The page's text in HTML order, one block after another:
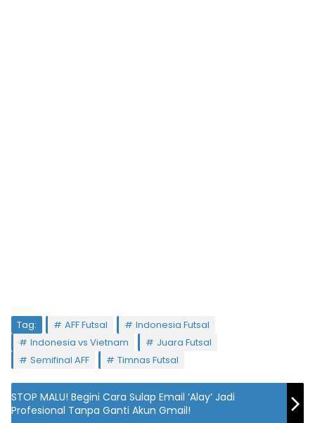
Tag: AFF Futsal
Indonesia Futsal
Indonesia vs Vietnam
Juara Futsal
Semifinal AFF
Timnas Futsal
STOP MALU! Begini Cara Sulap Email ‘Alay’ Jadi
Profesional Tanpa Ganti Akun Gmail!